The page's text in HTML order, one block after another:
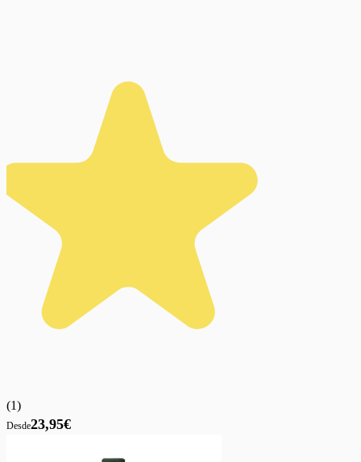
(1)
Desde23,95€